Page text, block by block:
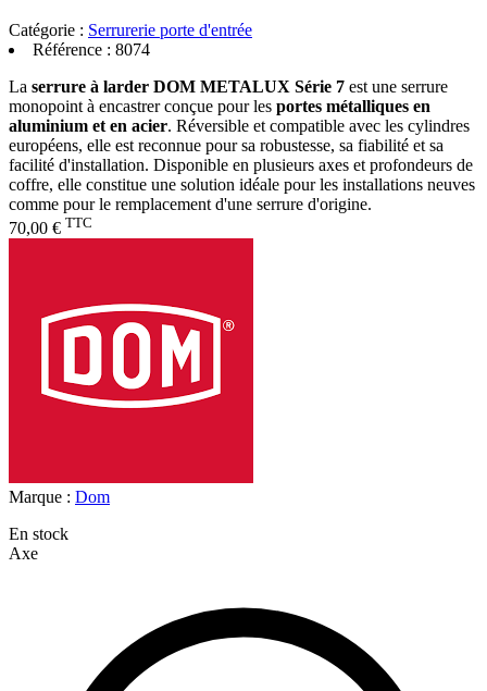
Catégorie : Serrurerie porte d'entrée
Référence : 8074
La serrure à larder DOM METALUX Série 7 est une serrure
monopoint à encastrer conçue pour les portes métalliques en
aluminium et en acier. Réversible et compatible avec les cylindres
européens, elle est reconnue pour sa robustesse, sa fiabilité et sa
facilité d'installation. Disponible en plusieurs axes et profondeurs de
coffre, elle constitue une solution idéale pour les installations neuves
comme pour le remplacement d'une serrure d'origine.
70,00 € TTC
Marque : Dom
En stock
Axe